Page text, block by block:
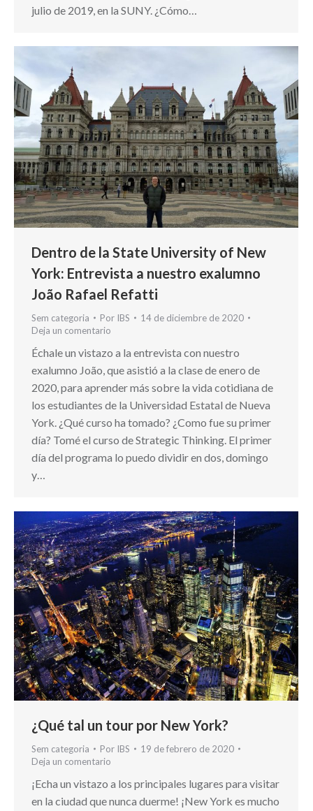
julio de 2019, en la SUNY. ¿Cómo…
Dentro de la State University of New
York: Entrevista a nuestro exalumno
João Rafael Refatti
Sem categoria Por IBS
14 de diciembre de 2020
Deja un comentario
Échale un vistazo a la entrevista con nuestro
exalumno João, que asistió a la clase de enero de
2020, para aprender más sobre la vida cotidiana de
los estudiantes de la Universidad Estatal de Nueva
York. ¿Qué curso ha tomado? ¿Como fue su primer
día? Tomé el curso de Strategic Thinking. El primer
día del programa lo puedo dividir en dos, domingo
y…
¿Qué tal un tour por New York?
Sem categoria Por IBS
19 de febrero de 2020
Deja un comentario
¡Echa un vistazo a los principales lugares para visitar
en la ciudad que nunca duerme! ¡New York es mucho